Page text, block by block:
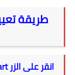
انقر على الزر Start واكتب Default Apps في البحث.